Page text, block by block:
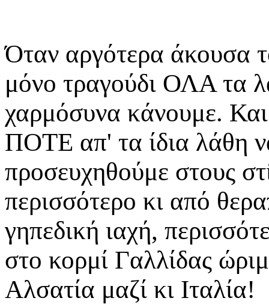
Όταν αργότερα άκουσα
μόνο τραγούδι ΟΛΑ τα
χαρμόσυνα κάνουμε.
ΠΟΤΕ απ' τα ίδια λάθη
προσευχηθούμε στους
περισσότερο κι από
γηπεδική ιαχή,
στο κορμί Γαλλίδας
Αλσατία μαζί κι Ιταλία!